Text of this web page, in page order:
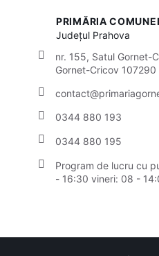
PRIMĂRIA
Județul Prahova
nr. 155, Satul Gornet-
Gornet-Cricov 107290
0344 880 193
0344 880 195
Program de lucru cu
- 16:30 vineri: 08 -